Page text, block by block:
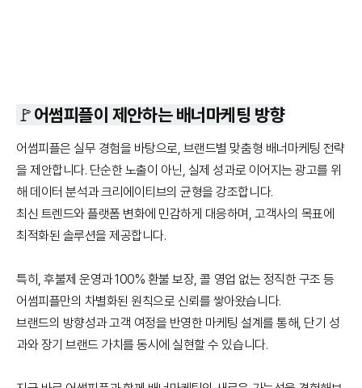
🚩어썸피플이 제안하는 배너마케팅 방향
어썸피플은 실무 경험을 바탕으로, 브랜드별 맞춤형 배너마케팅 전략
을 제안합니다. 단순한 노출이 아닌, 실제 성과로 이어지는 광고를 위
해 데이터 분석과 크리에이티브의 균형을 강조합니다.
최신 트렌드와 플랫폼 변화에 민감하게 대응하며, 고객사의 목표에
최적화된 솔루션을 제공합니다.
특히, 후불제 운영과 100% 환불 보장, 콜 영업 없는 정직한 구조 등
어썸피플만의 차별화된 원칙으로 신뢰를 쌓아왔습니다.
브랜드의 방향성과 고객 여정을 반영한 마케팅 설계를 통해, 단기 성
과와 장기 브랜드 가치를 동시에 실현할 수 있습니다.